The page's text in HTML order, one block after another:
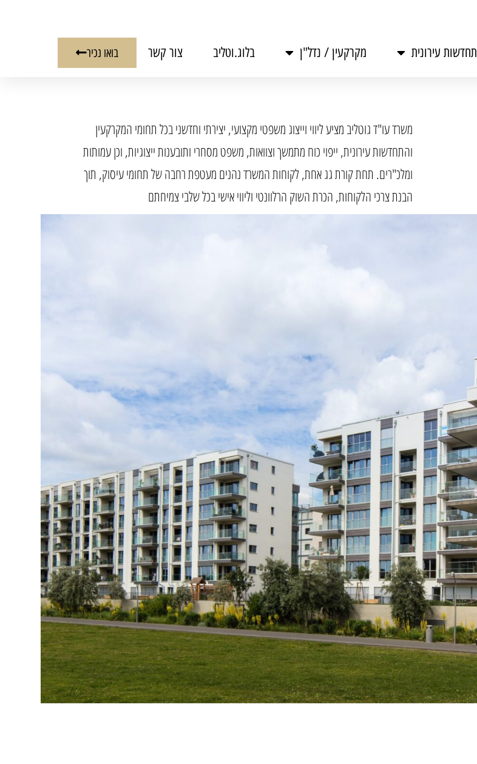
עירונית מקרקעין / נדל"ן בלוג.וטליב צור קשר בואו נכיר
משרד עו"ד גוטליב מציע ליווי וייצוג משפטי מקצועי, יצירתי וחדשני בכל תחומי המקרקעין
והתחדשות עירונית, ייפוי כוח מתמשך וצוואות, משפט מסחרי ותובענות ייצוגיות, וכן עמותות
ומלכ"רים. תחת קורת גג אחת, לקוחות המשרד נהנים מעטפת רחבה של תחומי עיסוק, תוך
הבנת צרכי הלקוחות, הכרת השוק הרלוונטי וליווי אישי בכל שלבי צמיחתם